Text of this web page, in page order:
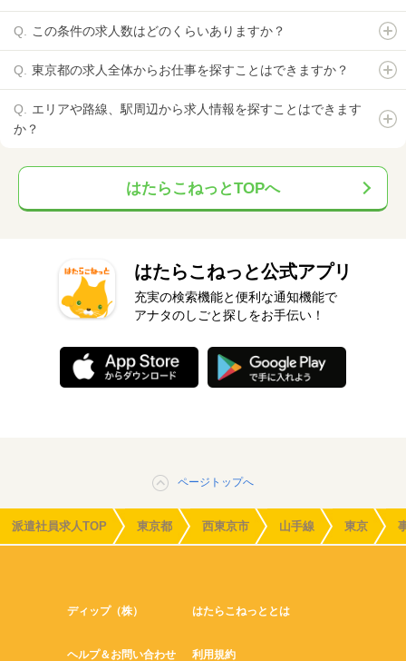
この条件の求人数はどのくらいありますか？
東京都の求人全体からお仕事を探すことはできますか？
エリアや路線、駅周辺から求人情報を探すことはできます
か？
はたらこねっとTOPへ
はたらこねっと公式アプリ
充実の検索機能と便利な通知機能で
アナタのしごと探しをお手伝い！
ページトップへ
派遣社員求人TOP 東京都 西東京市 山手線 東京
ディップ（株） はたらこねっととは
ヘルプ＆お問い合わせ 利用規約